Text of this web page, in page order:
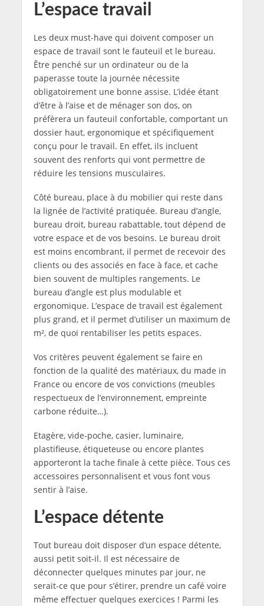
L’espace travail
Les deux must-have qui doivent composer un
espace de travail sont le fauteuil et le bureau.
Être penché sur un ordinateur ou de la
paperasse toute la journée nécessite
obligatoirement une bonne assise. L’idée étant
d’être à l’aise et de ménager son dos, on
préfèrera un fauteuil confortable, comportant un
dossier haut, ergonomique et spécifiquement
conçu pour le travail. En effet, ils incluent
souvent des renforts qui vont permettre de
réduire les tensions musculaires.
Côté bureau, place à du mobilier qui reste dans
la lignée de l’activité pratiquée. Bureau d’angle,
bureau droit, bureau rabattable, tout dépend de
votre espace et de vos besoins. Le bureau droit
est moins encombrant, il permet de recevoir des
clients ou des associés en face à face, et cache
bien souvent de multiples rangements. Le
bureau d’angle est plus modulable et
ergonomique. L’espace de travail est également
plus grand, et il permet d’utiliser un maximum de
m², de quoi rentabiliser les petits espaces.
Vos critères peuvent également se faire en
fonction de la qualité des matériaux, du made in
France ou encore de vos convictions (meubles
respectueux de l’environnement, empreinte
carbone réduite…).
Etagère, vide-poche, casier, luminaire,
plastifieuse, étiqueteuse ou encore plantes
apporteront la tache finale à cette pièce. Tous ces
accessoires personnalisent et vous font vous
sentir à l’aise.
L’espace détente
Tout bureau doit disposer d’un espace détente,
aussi petit soit-il. Il est nécessaire de
déconnecter quelques minutes par jour, ne
serait-ce que pour s’étirer, prendre un café voire
même effectuer quelques exercices ! Parmi les